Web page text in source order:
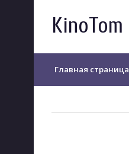
KinoTom
Главная страница